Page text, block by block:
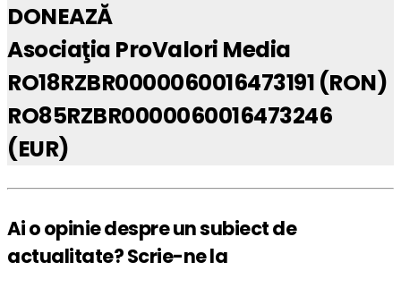
DONEAZĂ
Asociaţia ProValori Media
RO18RZBR0000060016473191 (RON)
RO85RZBR0000060016473246
(EUR)
Ai o opinie despre un subiect de
actualitate? Scrie-ne la